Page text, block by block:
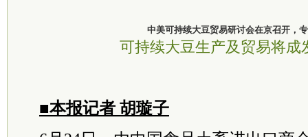
中美可持续大豆贸易研讨会在京召开，
可持续大豆生产及贸易将成
■本报记者 胡璇子